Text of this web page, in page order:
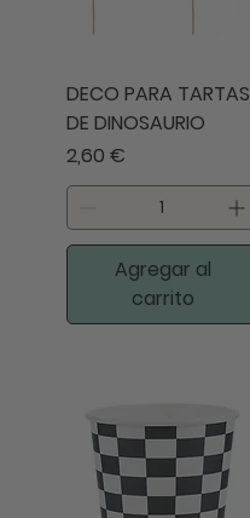
DECO PARA TARTAS
DE DINOSAURIO
Precio
2,60 €
Agregar al
carrito